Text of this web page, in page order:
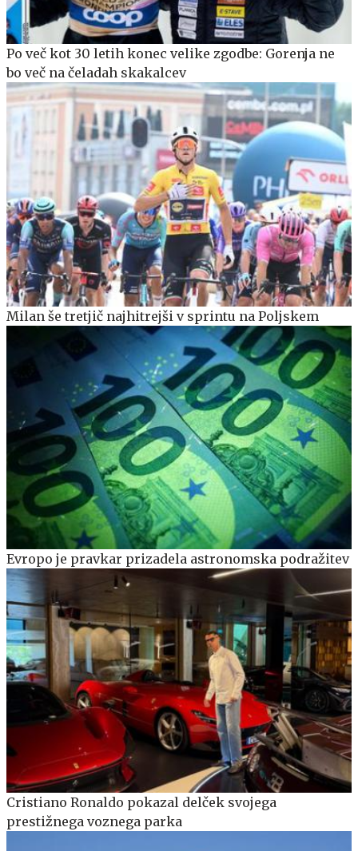
Po več kot 30 letih konec velike zgodbe: Gorenja ne
bo več na čeladah skakalcev
Milan še tretjič najhitrejši v sprintu na Poljskem
Evropo je pravkar prizadela astronomska podražitev
Cristiano Ronaldo pokazal delček svojega
prestižnega voznega parka